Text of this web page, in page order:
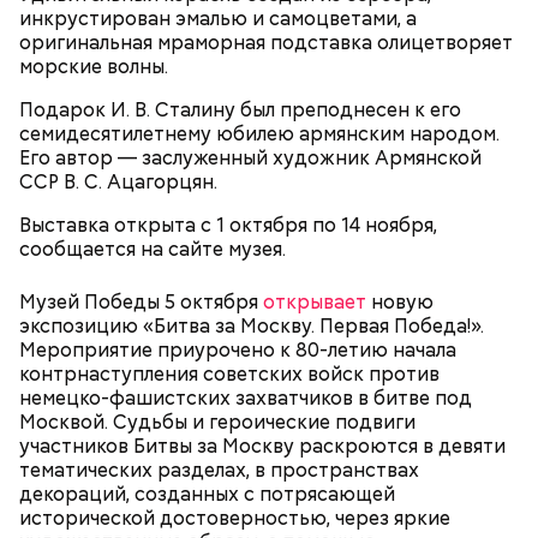
инкрустирован эмалью и самоцветами, а
оригинальная мраморная подставка олицетворяет
морские волны.
Подарок И. В. Сталину был преподнесен к его
семидесятилетнему юбилею армянским народом.
Его автор — заслуженный художник Армянской
ССР В. С. Ацагорцян.​
Выставка открыта с 1 октября по 14 ноября,
сообщается на сайте музея.
Музей Победы 5 октябряоткрывает новую
экспозицию «Битва за Москву. Первая Победа!».
Мероприятие приурочено к 80-летию начала
контрнаступления советских войск против
немецко-фашистских захватчиков в битве под
Москвой. Судьбы и героические подвиги
участников Битвы за Москву раскроются в девяти
тематических разделах, в пространствах
декораций, созданных с потрясающей
исторической достоверностью, через яркие
сквернословить, а кроме того пустословить,
болтать;
чревоугодничать;
Молодая красавица Фэй Форрестер (Джоан Уэйли-
Килмер) помогает своему любовнику Винсу (Майкл
по нотам разыгрывает «иллюзию убийства». После
того, как девушка исчезает, полиция, мафия и Винс
где деньги и… «труп» Фэй. В 1989 году фильм
получил гран-при Кинофестиваля детективного
кино в Коньяке (Франция) и приобрел статус
культового. Во многом этому способствовала
искренняя манера игры Килмера, получившего
возможность сниматься вместе с супругой.
Little L (из альбома "A Funk Odyssey", 2001)